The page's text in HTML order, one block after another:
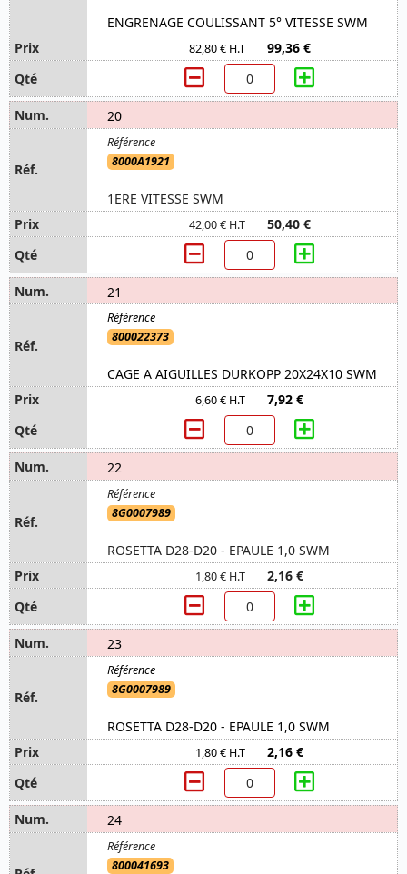
ENGRENAGE COULISSANT 5° VITESSE SWM
82,80 € H.T 99,36 €
20
8000A1921
1ERE VITESSE SWM
42,00 € H.T 50,40 €
21
800022373
CAGE A AIGUILLES DURKOPP 20X24X10 SWM
6,60 € H.T 7,92 €
22
8G0007989
ROSETTA D28-D20 - EPAULE 1,0 SWM
1,80 € H.T 2,16 €
23
8G0007989
ROSETTA D28-D20 - EPAULE 1,0 SWM
1,80 € H.T 2,16 €
24
800041693